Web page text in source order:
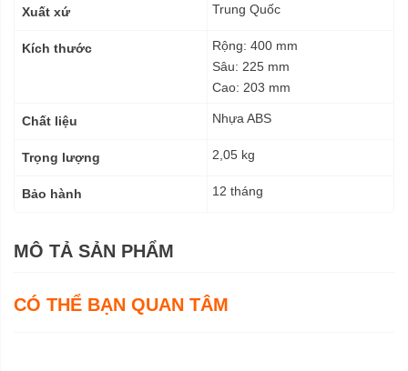
Xuất xứ Trung Quốc
Kích thước
Rộng: 400 mm
Sâu: 225 mm
Cao: 203 mm
Chất liệu Nhựa ABS
Trọng lượng 2,05 kg
Bảo hành 12 tháng
MÔ TẢ SẢN PHẨM
CÓ THỂ BẠN QUAN TÂM